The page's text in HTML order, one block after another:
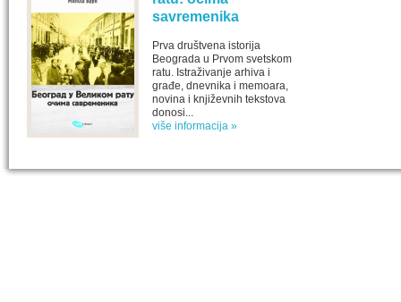
savremenika
Prva društvena istorija
Beograda u Prvom svetskom
ratu. Istraživanje arhiva i
građe, dnevnika i memoara,
novina i književnih tekstova
donosi...
više informacija »